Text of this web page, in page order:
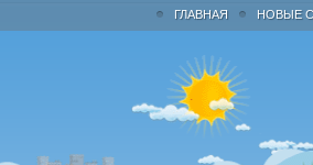
НОВЫЕ
ГЛАВНАЯ